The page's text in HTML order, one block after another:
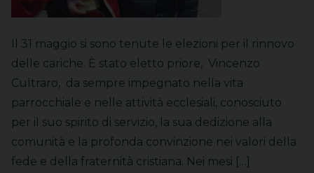
Il 31 maggio si sono tenute le elezioni per il rinnovo
delle cariche. È stato eletto priore, Vincenzo
Cultraro, da sempre impegnato nella vita
parrocchiale e nelle attività ecclesiali, conosciuto
per il suo spirito di servizio, la sua dedizione alla
comunità e la profonda convinzione nei valori della
fede e della fraternità cristiana. Nei mesi […]